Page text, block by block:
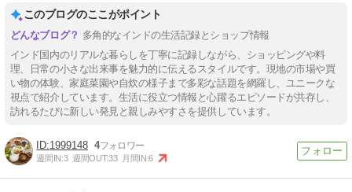
2026このブログのここがポイント
多角的なインドの生活記録とショップ情報
インド国内のリアルな暮らしを丁寧に記録しながら、ショッピングや料
理、日常の小さな出来事を魅力的に伝えるスタイルです。現地の市場や買
い物の体験、家庭菜園や自炊の様子まで多彩な話題を網羅し、ユニークな
視点で紹介しています。生活に役立つ情報と心躍るエピソードが共存し、
訪れるたびに新しい発見と親しみやすさを提供しています。
1999148 4
週間IN:3 週間OUT:33 月間IN:6